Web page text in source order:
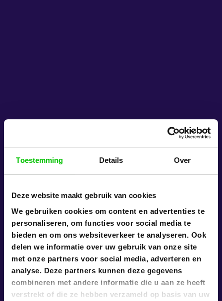
Toestemming Details Over
Deze website maakt gebruik van cookies
We gebruiken cookies om content en advertenties te
personaliseren, om functies voor social media te
bieden en om ons websiteverkeer te analyseren. Ook
delen we informatie over uw gebruik van onze site
met onze partners voor social media, adverteren en
analyse. Deze partners kunnen deze gegevens
combineren met andere informatie die u aan ze heeft
verstrekt of die ze hebben verzameld op basis van uw